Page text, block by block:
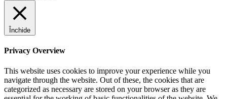
Închide
Privacy Overview
This website uses cookies to improve your experience while you
navigate through the website. Out of these, the cookies that are
categorized as necessary are stored on your browser as they are